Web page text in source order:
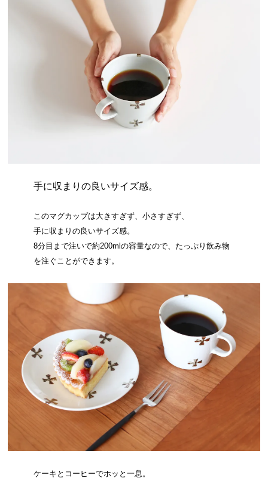
手に収まりの良いサイズ感。
このマグカップは大きすぎず、小さすぎず、
手に収まりの良いサイズ感。
8分目まで注いで約200mlの容量なので、たっぷり飲み物
を注ぐことができます。
ケーキとコーヒーでホッと一息。